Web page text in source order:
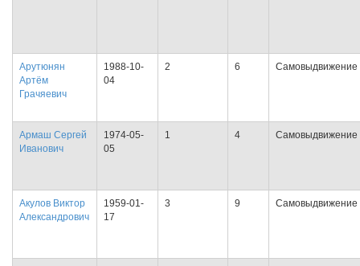
Арутюнян
Артём
Грачяевич
1988-10-
04
2 6 Самовыдвижение
Армаш Сергей
Иванович
1974-05-
05
1 4 Самовыдвижение
Акулов Виктор
Александрович
1959-01-
17
3 9 Самовыдвижение